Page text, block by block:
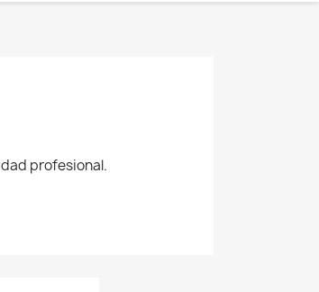
profesional.